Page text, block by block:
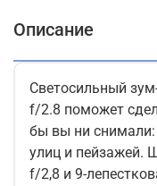
Описание
Светосильный
f/2.8 поможет
бы вы ни снимали:
улиц и пейзажей. Широкий байонет Z, светосила
f/2,8 и 9-